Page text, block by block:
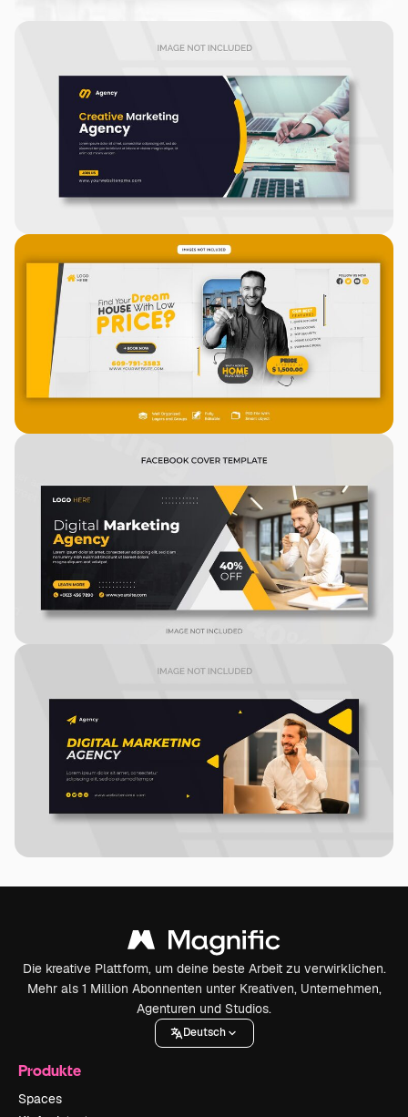
Die kreative Plattform, um deine beste Arbeit zu verwirklichen.
Mehr als 1 Million Abonnenten unter Kreativen, Unternehmen,
Agenturen und Studios.
Deutsch
Produkte
Spaces